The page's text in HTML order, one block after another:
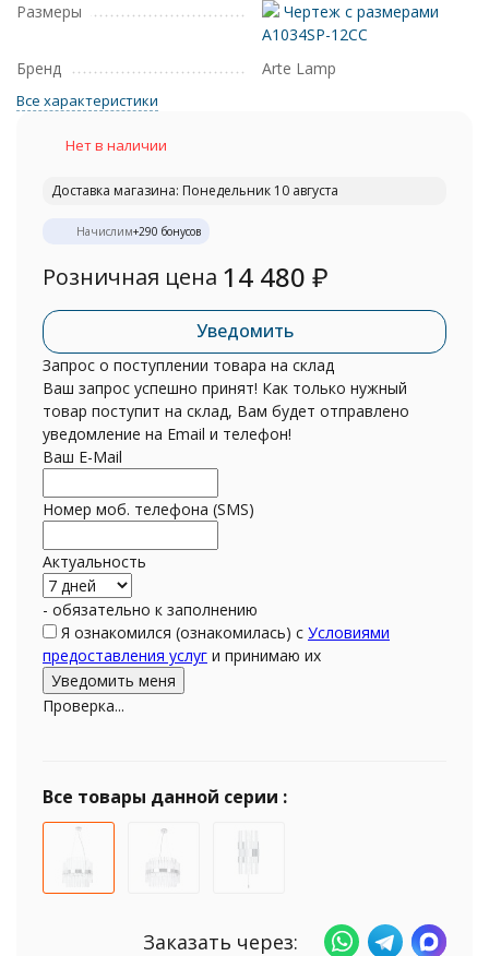
Размеры
Чертеж с размерами
A1034SP-12CC
Бренд
Arte Lamp
Все характеристики
Нет в наличии
Доставка магазина: Понедельник 10 августа
Начислим+290 бонусов
Розничная цена 14 480 ₽
Уведомить
Запрос о поступлении товара на склад
Ваш запрос успешно принят! Как только нужный
товар поступит на склад, Вам будет отправлено
уведомление на Email и телефон!
Ваш E-Mail
Номер моб. телефона (SMS)
Актуальность
- обязательно к заполнению
Я ознакомился (ознакомилась) с Условиями
предоставления услуг и принимаю их
Проверка...
Все товары данной серии :
Заказать через: